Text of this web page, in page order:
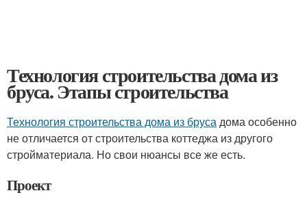
Технология строительства дома из
бруса. Этапы строительства
Технология строительства дома из брусадома особенно
не отличается от строительства коттеджа из другого
стройматериала. Но свои нюансы все же есть.
Проект